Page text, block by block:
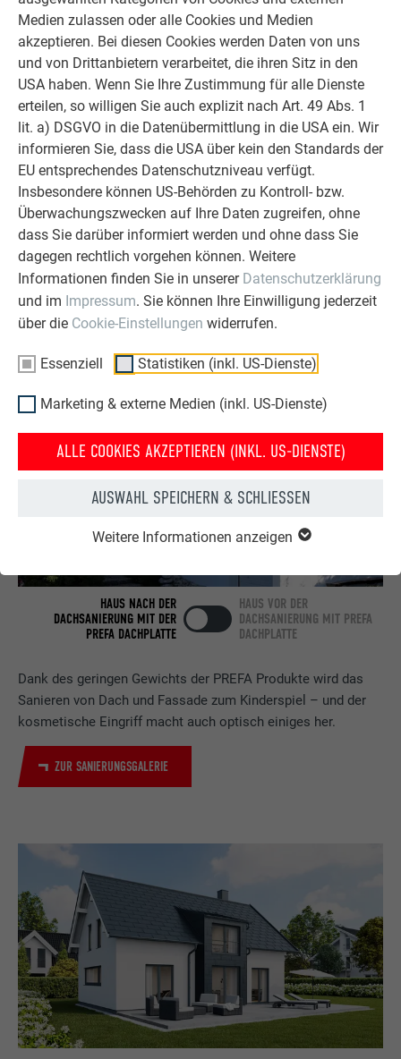
Medien zulassen oder alle Cookies und Medien
akzeptieren. Bei diesen Cookies werden Daten von uns
und von Drittanbietern verarbeitet, die ihren Sitz in den
USA haben. Wenn Sie Ihre Zustimmung für alle Dienste
erteilen, so willigen Sie auch explizit nach Art. 49 Abs. 1
lit. a) DSGVO in die Datenübermittlung in die USA ein. Wir
informieren Sie, dass die USA über kein den Standards der
EU entsprechendes Datenschutzniveau verfügt.
Insbesondere können US-Behörden zu Kontroll- bzw.
Überwachungszwecken auf Ihre Daten zugreifen, ohne
dass Sie darüber informiert werden und ohne dass Sie
dagegen rechtlich vorgehen können. Weitere
Informationen finden Sie in unserer Datenschutzerklärung
und im Impressum. Sie können Ihre Einwilligung jederzeit
über die Cookie-Einstellungen widerrufen.
Essenziell Statistiken (inkl. US-Dienste)
Marketing & externe Medien (inkl. US-Dienste)
ALLE COOKIES AKZEPTIEREN (INKL. US-DIENSTE)
AUSWAHL SPEICHERN & SCHLIESSEN
Weitere Informationen anzeigen
unserer Kunden liegt uns am Herzen.
Deshalb versuchen wir als PREFA in
allen Phasen Ihres Projektes als
starker Begleiter zur Seite zu stehen.
Überzeugen Sie sich selbst!
ERFAHRUNGSBERICHTE LESEN
Dank des geringen Gewichts der PREFA Produkte wird das
Sanieren von Dach und Fassade zum Kinderspiel – und der
kosmetische Eingriff macht auch optisch einiges her.
ZUR SANIERUNGSGALERIE
PREFA SANIERUNGSGALERIE
OBJEKTE VOR UND NACH DER SANIERUNG
HAUS NACH DER
DACHSANIERUNG MIT DER
PREFA DACHPLATTE
HAUS VOR DER
DACHSANIERUNG MIT PREFA
DACHPLATTE